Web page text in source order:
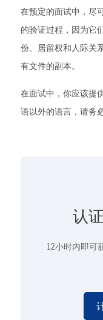
在预定的面试中，尽
的验证过程，因为它
份、居留权和人际关
有文件的副本。
在面试中，你应该提
语以外的语言，请务
认
12小时内即可